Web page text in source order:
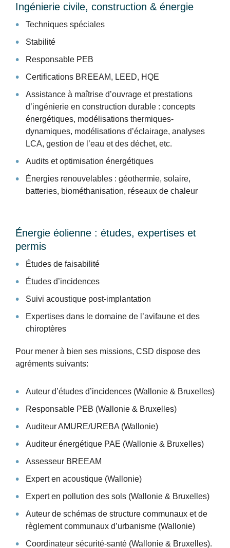
Ingénierie civile, construction & énergie
Techniques spéciales
Stabilité
Responsable PEB
Certifications BREEAM, LEED, HQE
Assistance à maîtrise d’ouvrage et prestations
d’ingénierie en construction durable : concepts
énergétiques, modélisations thermiques-
dynamiques, modélisations d’éclairage, analyses
LCA, gestion de l’eau et des déchet, etc.
Audits et optimisation énergétiques
Énergies renouvelables : géothermie, solaire,
batteries, biométhanisation, réseaux de chaleur
Énergie éolienne : études, expertises et
permis
Études de faisabilité
Études d’incidences
Suivi acoustique post-implantation
Expertises dans le domaine de l’avifaune et des
chiroptères
Pour mener à bien ses missions, CSD dispose des
agréments suivants:
Auteur d’études d’incidences (Wallonie & Bruxelles)
Responsable PEB (Wallonie & Bruxelles)
Auditeur AMURE/UREBA (Wallonie)
Auditeur énergétique PAE (Wallonie & Bruxelles)
Assesseur BREEAM
Expert en acoustique (Wallonie)
Expert en pollution des sols (Wallonie & Bruxelles)
Auteur de schémas de structure communaux et de
règlement communaux d’urbanisme (Wallonie)
Coordinateur sécurité-santé (Wallonie & Bruxelles).